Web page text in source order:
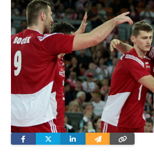
FacebookTwitterLinkedinWyślij
e-
link